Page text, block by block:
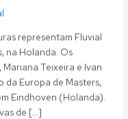
representam Fluvial
na Holanda. Os
Teixeira e Ivan
Europa de Masters,
Eindhoven (Holanda).
de […]